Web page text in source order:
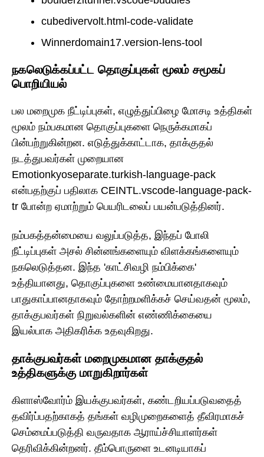
cubedivervolt.html-code-validate
Winnerdomain17.version-lens-tool
நகலெடுக்கப்பட்ட தொகுப்புகள் மூலம் சமூகப்
பொறியியல்
பல மறைமுக நீட்டிப்புகள், எழுத்துப்பிழை மோசடி உத்திகள்
மூலம் நம்பகமான தொகுப்புகளை நெருக்கமாகப்
பின்பற்றுகின்றன. எடுத்துக்காட்டாக, தாக்குதல்
நடத்துபவர்கள் முறையான
Emotionkyoseparate.turkish-language-pack
என்பதற்குப் பதிலாக CEINTL.vscode-language-pack-
tr போன்ற ஏமாற்றும் பெயரிடலைப் பயன்படுத்தினர்.
நம்பகத்தன்மையை வலுப்படுத்த, இந்தப் போலி
நீட்டிப்புகள் அசல் சின்னங்களையும் விளக்கங்களையும்
நகலெடுத்தன. இந்த 'காட்சிவழி நம்பிக்கை'
உத்தியானது, தொகுப்புகளை உண்மையானதாகவும்
பாதுகாப்பானதாகவும் தோற்றமளிக்கச் செய்வதன் மூலம்,
தாக்குபவர்கள் நிறுவல்களின் எண்ணிக்கையை
இயல்பாக அதிகரிக்க உதவுகிறது.
தாக்குபவர்கள் மறைமுகமான தாக்குதல்
உத்திகளுக்கு மாறுகிறார்கள்
கிளாஸ்வோர்ம் இயக்குபவர்கள், கண்டறியப்படுவதைத்
தவிர்ப்பதற்காகத் தங்கள் வழிமுறைகளைத் தீவிரமாகச்
செம்மைப்படுத்தி வருவதாக ஆராய்ச்சியாளர்கள்
தெரிவிக்கின்றனர். தீம்பொருளை உடனடியாகப்